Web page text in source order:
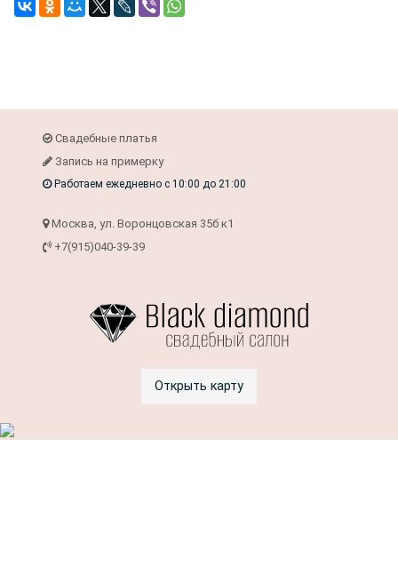
Свадебные платья
Запись на примерку
Работаем ежедневно с 10:00 до 21:00
Москва, ул. Воронцовская 35б к1
+7(915)040-39-39
Открыть карту